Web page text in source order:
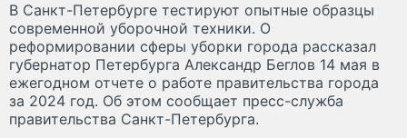
В Санкт-Петербурге тестируют опытные образцы
современной уборочной техники. О
реформировании сферы уборки города рассказал
губернатор Петербурга Александр Беглов 14 мая в
ежегодном отчете о работе правительства города
за 2024 год. Об этом сообщает пресс-служба
правительства Санкт-Петербурга.